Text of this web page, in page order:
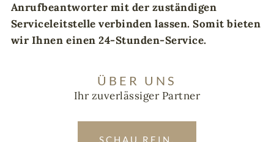
Anrufbeantworter mit der zuständigen
Serviceleitstelle verbinden lassen. Somit bieten
wir Ihnen einen 24-Stunden-Service.
ÜBER UNS
Ihr zuverlässiger Partner
SCHAU REIN.